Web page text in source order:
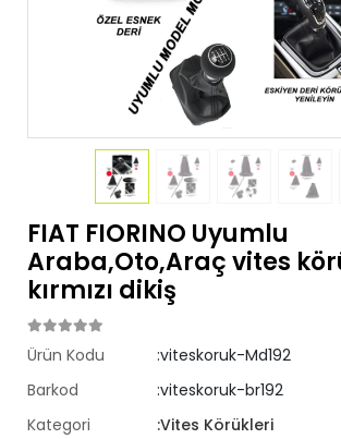
FIAT FIORINO Uyumlu
Araba,Oto,Araç vites
kırmızı dikiş
Ürün Kodu
:viteskoruk-Md192
Barkod
:viteskoruk-br192
Kategori
:Vites Körükleri